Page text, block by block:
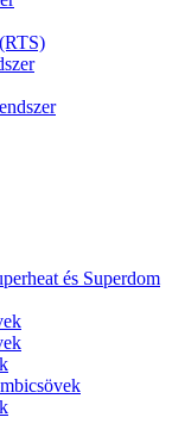
és Superdom